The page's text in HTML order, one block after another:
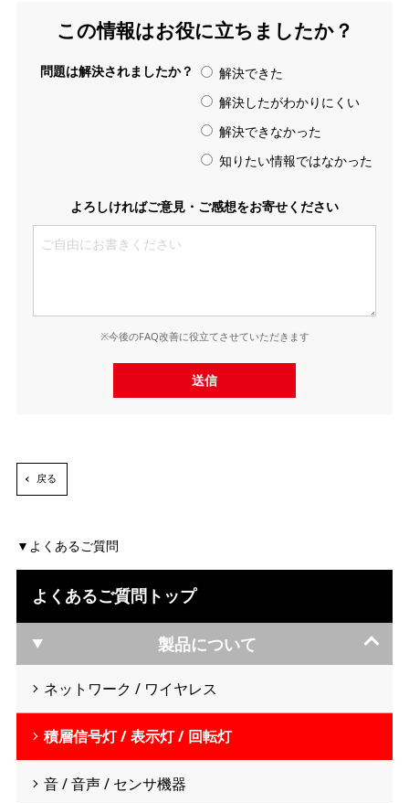
この情報はお役に立ちましたか？
問題は解決されましたか？
解決できた
解決したがわかりにくい
解決できなかった
知りたい情報ではなかった
よろしければご意見・ご感想をお寄せください
※今後のFAQ改善に役立てさせていただきます
送信
戻る
よくあるご質問
よくあるご質問トップ
製品について
ネットワーク / ワイヤレス
積層信号灯 / 表示灯 / 回転灯
音 / 音声 / センサ機器